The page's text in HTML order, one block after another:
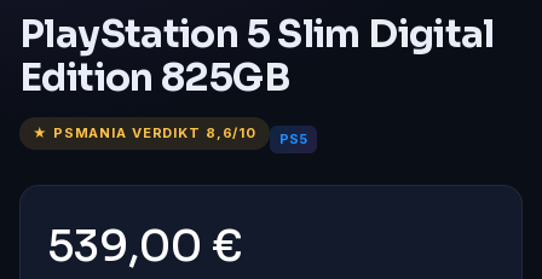
PlayStation 5 Slim Digital
Edition 825GB
★ PSMANIA VERDIKT 8,6/10 PS5
539,00 €